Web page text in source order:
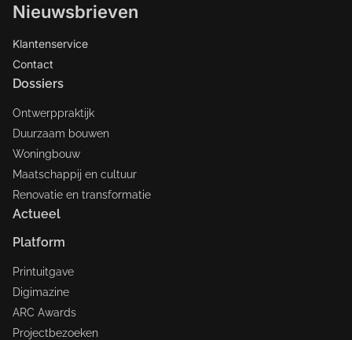
Nieuwsbrieven
Klantenservice
Contact
Dossiers
Ontwerppraktijk
Duurzaam bouwen
Woningbouw
Maatschappij en cultuur
Renovatie en transformatie
Actueel
Platform
Printuitgave
Digimazine
ARC Awards
Projectbezoeken